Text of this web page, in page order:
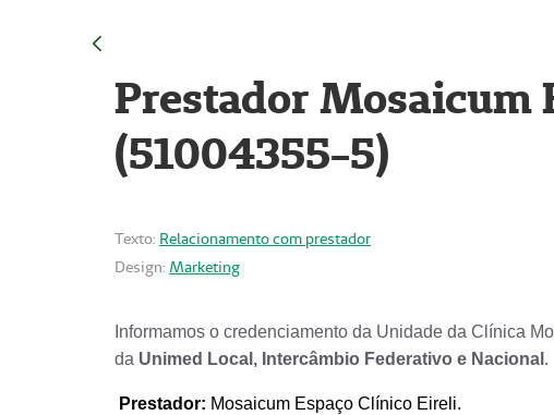
Prestador Mosaicum
(51004355-5)
Texto: Relacionamento com prestador
Design: Marketing
Informamos o credenciamento da Unidade da Clínica
da Unimed Local, Intercâmbio Federativo e Nacional .
Prestador: Mosaicum Espaço Clínico Eireli.